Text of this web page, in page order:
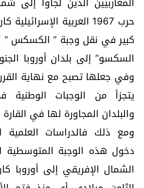
حرب 1967 العربية
كبير في نقل وجبة ” الكسكس ”
السكسو” إلى بلدان أوروبا
وفي جعلها تصبح مع نهاية
يتجزأ من الوجبات الوطنية
والبلدان المجاورة لها في القارة
ومع ذلك فالدراسات العلمية
دخول هذه الوجبة
الشمال الإفريقي إلى أوروبا